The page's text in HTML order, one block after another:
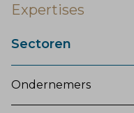
Expertises
Sectoren
Ondernemers